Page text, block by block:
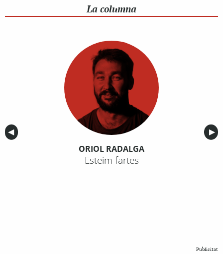
La columna
Anterior
◀︎ ▶︎
ORIOL RADALGA
Esteim fartes
Publicitat